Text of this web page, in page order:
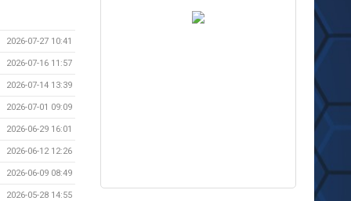
2026-07-27 10:41
2026-07-16 11:57
2026-07-14 13:39
2026-07-01 09:09
2026-06-29 16:01
2026-06-12 12:26
2026-06-09 08:49
2026-05-28 14:55